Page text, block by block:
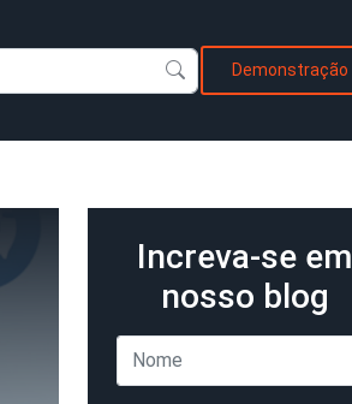
Demonstração
Increva-se em
nosso blog